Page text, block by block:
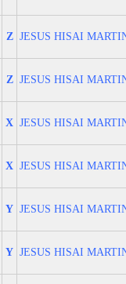
Z JESUS HISAI
Z JESUS HISAI
X JESUS HISAI
X JESUS HISAI
Y JESUS HISAI
Y JESUS HISAI